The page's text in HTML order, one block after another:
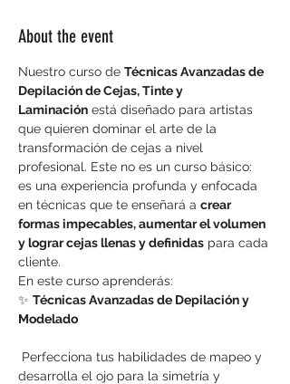
About the event
Nuestro curso de Técnicas Avanzadas de
Depilación de Cejas, Tinte y
Laminación está diseñado para artistas
que quieren dominar el arte de la
transformación de cejas a nivel
profesional. Este no es un curso básico:
es una experiencia profunda y enfocada
en técnicas que te enseñará a crear
formas impecables, aumentar el volumen
y lograr cejas llenas y definidas para cada
cliente.
En este curso aprenderás:
✨ Técnicas Avanzadas de Depilación y
Modelado
desarrolla el ojo para la simetría y